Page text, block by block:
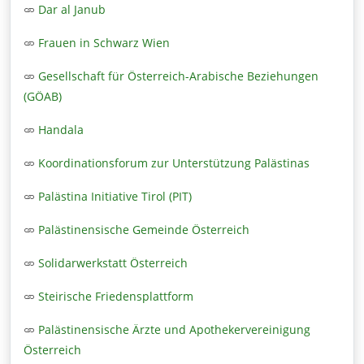
Dar al Janub
Frauen in Schwarz Wien
Gesellschaft für Österreich-Arabische Beziehungen
(GÖAB)
Handala
Koordinationsforum zur Unterstützung Palästinas
Palästina Initiative Tirol (PIT)
Palästinensische Gemeinde Österreich
Solidarwerkstatt Österreich
Steirische Friedensplattform
Palästinensische Ärzte und Apothekervereinigung
Österreich